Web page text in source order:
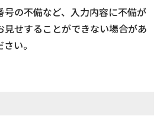
の不備など、入力内容に不備が
せすることができない場合があ
い。